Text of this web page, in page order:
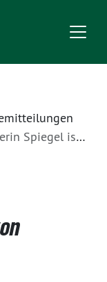
zukunftsweisend